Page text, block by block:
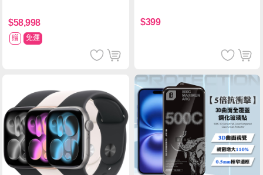
$58,998
贈 免運
$399